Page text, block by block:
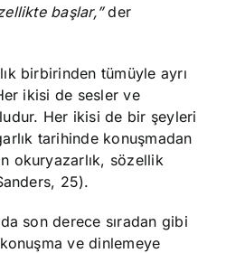
başlar,”der
birbirinden tümüyle ayrı
ikisi de sesler ve
Her ikisi de bir şeyleri
tarihinde konuşmadan
okuryazarlık, sözellik
25).
son derece sıradan gibi
ve dinlemeye